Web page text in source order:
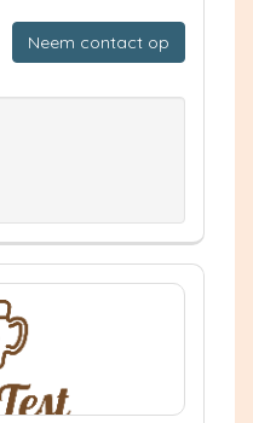
Neem contact op